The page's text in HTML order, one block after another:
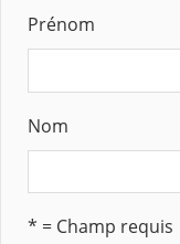
Prénom
Nom
* = Champ requis